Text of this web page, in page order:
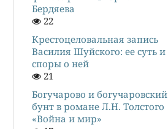
Бердяева
22
Крестоцеловальная запись
Василия Шуйского: ее суть и
споры о ней
21
Богучарово и богучаровский
бунт в романе Л.Н. Толстого
«Война и мир»